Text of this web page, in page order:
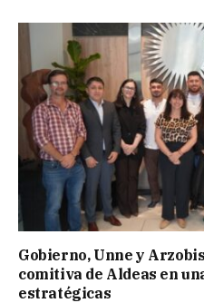
Gobierno, Unne y
comitiva de Aldeas en
estratégicas